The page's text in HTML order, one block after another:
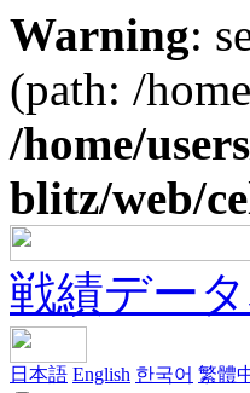
Warning:
(path: /
/home/
blitz/web/
戦績デー
日本語 English 한국어 繁體